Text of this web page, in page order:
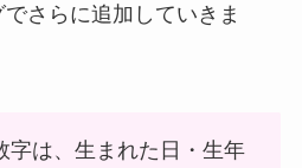
さらに追加していきま
字は、生まれた日・生年